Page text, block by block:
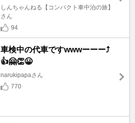
しんちゃんねる【コンパクト車中泊の旅】
さん
94
車検中の代車ですwwwーーー⤴️
👍🤗👏😀
narukipapaさん
770